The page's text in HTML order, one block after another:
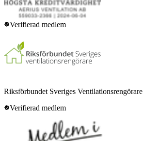
Verifierad medlem
Riksförbundet Sveriges Ventilationsrengörare
Verifierad medlem